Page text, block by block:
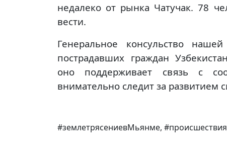
недалеко от рынка Чатучак. 78
вести.
Генеральное консульство
пострадавших граждан
оно поддерживает связь с
внимательно следит за развитием
#землетрясениевМьянме,